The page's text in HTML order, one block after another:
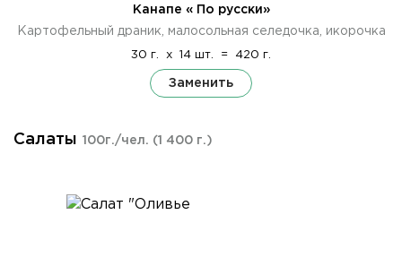
Канапе « По русски»
Картофельный драник, малосольная селедочка, икорочка
30 г. x 14 шт. = 420 г.
Заменить
Салаты 100г./чел. (1 400 г.)